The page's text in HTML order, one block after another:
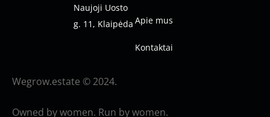
Apie mus
Kontaktai
Naujoji Uosto
g. 11, Klaipėda
Wegrow.estate © 2024.
Owned by women. Run by women.